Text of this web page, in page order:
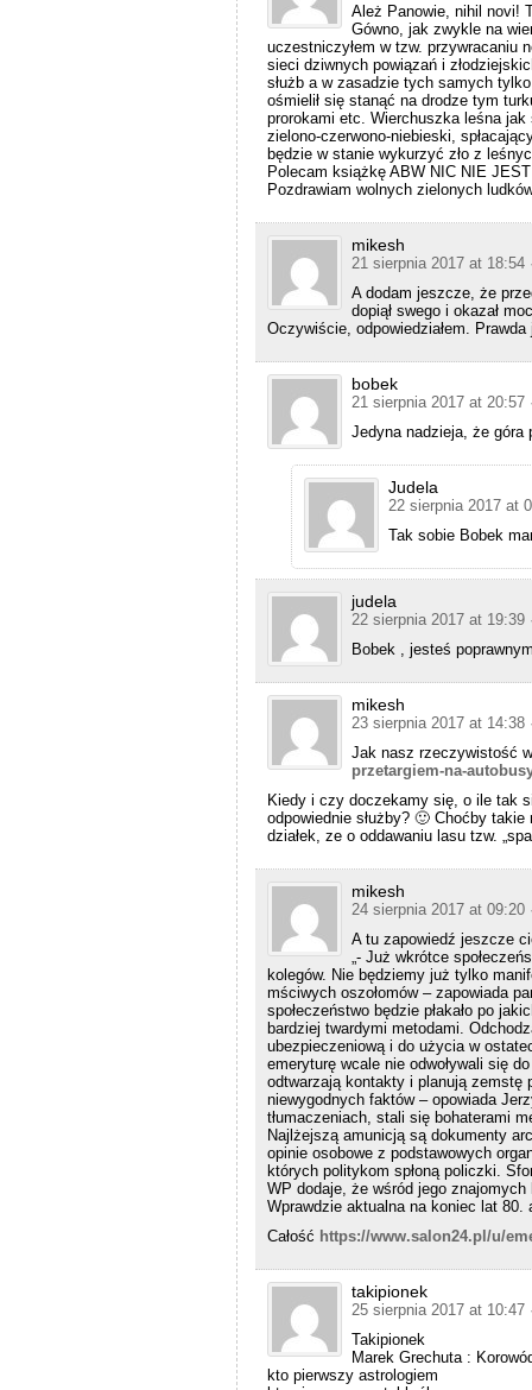
Ależ Panowie, nihil novi!
Gówno, jak zwykle na
uczestniczyłem w tzw. przywracaniu
sieci dziwnych powiązań i
służb a w zasadzie tych samych
ośmielił się stanąć na drodze tym
prorokami etc. Wierchuszka leśna jak
zielono-czerwono-niebieski,
będzie w stanie wykurzyć zło z
Polecam książkę ABW NIC NIE
Pozdrawiam wolnych zielonych
mikesh
21 sierpnia 2017 at 18:54
A dodam jeszcze, że
dopiął swego i okazał
Oczywiście, odpowiedziałem.
bobek
21 sierpnia 2017 at 20:57
Jedyna nadzieja, że góra
Judela
22 sierpnia 2017 at
Tak sobie Bobek
judela
22 sierpnia 2017 at 19:39
Bobek , jesteś
mikesh
23 sierpnia 2017 at 14:38
Jak nasz rzeczywistość
przetargiem-na-
Kiedy i czy doczekamy się, o ile tak
odpowiednie służby? 🙂 Choćby
działek, ze o oddawaniu lasu tzw.
mikesh
24 sierpnia 2017 at 09:20
A tu zapowiedź jeszcze
„- Już wkrótce
kolegów. Nie będziemy już tylko
mściwych oszołomów – zapowiada
społeczeństwo będzie płakało po
bardziej twardymi metodami.
ubezpieczeniową i do użycia w
emeryturę wcale nie odwoływali się
odtwarzają kontakty i planują zemstę
niewygodnych faktów – opowiada
tłumaczeniach, stali się bohaterami
Najlżejszą amunicją są dokumenty
opinie osobowe z podstawowych
których politykom spłoną policzki.
WP dodaje, że wśród jego
Wprawdzie aktualna na koniec lat 80.
Całość https://www.salon24.pl/u/
takipionek
25 sierpnia 2017 at 10:47
Takipionek
Marek Grechuta :
kto pierwszy astrologiem